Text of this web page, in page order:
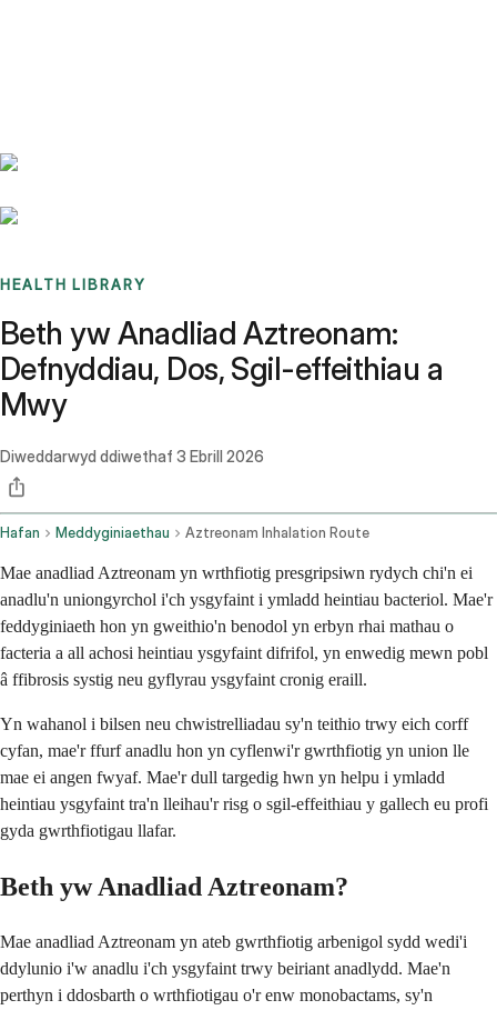
HEALTH LIBRARY
Beth yw Anadliad Aztreonam:
Defnyddiau, Dos, Sgil-effeithiau a
Mwy
Diweddarwyd ddiwethaf 3 Ebrill 2026
Hafan Meddyginiaethau Aztreonam Inhalation Route
Mae anadliad Aztreonam yn wrthfiotig presgripsiwn rydych chi'n ei
anadlu'n uniongyrchol i'ch ysgyfaint i ymladd heintiau bacteriol. Mae'r
feddyginiaeth hon yn gweithio'n benodol yn erbyn rhai mathau o
facteria a all achosi heintiau ysgyfaint difrifol, yn enwedig mewn pobl
â ffibrosis systig neu gyflyrau ysgyfaint cronig eraill.
Yn wahanol i bilsen neu chwistrelliadau sy'n teithio trwy eich corff
cyfan, mae'r ffurf anadlu hon yn cyflenwi'r gwrthfiotig yn union lle
mae ei angen fwyaf. Mae'r dull targedig hwn yn helpu i ymladd
heintiau ysgyfaint tra'n lleihau'r risg o sgil-effeithiau y gallech eu profi
gyda gwrthfiotigau llafar.
Beth yw Anadliad Aztreonam?
Mae anadliad Aztreonam yn ateb gwrthfiotig arbenigol sydd wedi'i
ddylunio i'w anadlu i'ch ysgyfaint trwy beiriant anadlydd. Mae'n
perthyn i ddosbarth o wrthfiotigau o'r enw monobactams, sy'n